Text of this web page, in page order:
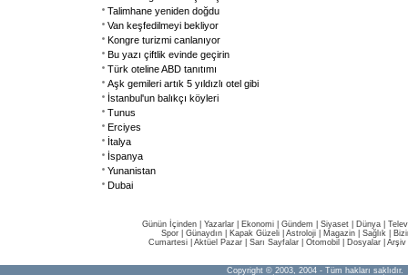
Talimhane yeniden doğdu
Van keşfedilmeyi bekliyor
Kongre turizmi canlanıyor
Bu yazı çiftlik evinde geçirin
Türk oteline ABD tanıtımı
Aşk gemileri artık 5 yıldızlı otel gibi
İstanbul'un balıkçı köyleri
Tunus
Erciyes
İtalya
İspanya
Yunanistan
Dubai
Günün İçinden Yazarlar Ekonomi Gündem Siyaset Dünya |
Spor
Günaydın Kapak Güzeli Astroloji Magazin Sağlık
Cumartesi| Aktüel Pazar| Sarı Sayfalar| Otomobil Dosyalar| Arşiv
Copyright © 2003, 2004 - Tüm hakları saklıdır.